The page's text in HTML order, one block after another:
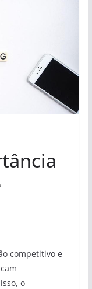
competitivo e
o